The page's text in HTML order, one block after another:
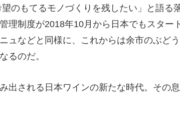
のもてるモノづくりを残したい」と語る
理制度が2018年10月から日本でもスター
ュなどと同様に、これからは余市のぶど
るのだ。
出される日本ワインの新たな時代。その